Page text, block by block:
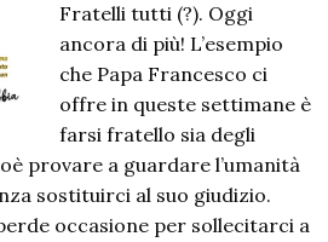
Fratelli tutti (?). Oggi
ancora di più! L’esempio
che Papa Francesco ci
offre in queste settimane è
farsi fratello sia degli
provare a guardare l’umanità
sostituirci al suo giudizio.
occasione per sollecitarci a